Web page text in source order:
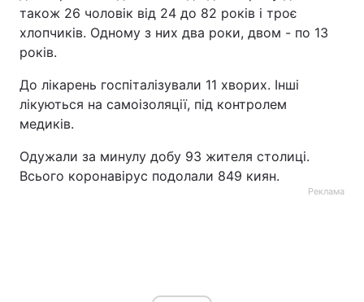
Тема оформлення
також 26 чоловік від 24 до 82 рокiв і троє
хлопчиків. Одному з них два роки, двом - по 13
років.
До лікарень госпіталізували 11 хворих. Інші
лікуються на самоізоляції, під контролем
медиків.
Одужали за минулу добу 93 жителя столиці.
Всього коронавірус подолали 849 киян.
Реклама